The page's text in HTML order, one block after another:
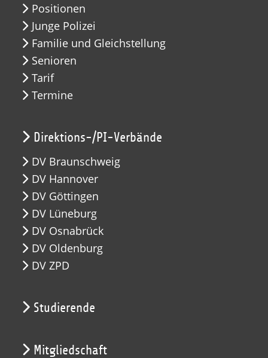
Positionen
Junge Polizei
Familie und Gleichstellung
Senioren
Tarif
Termine
Direktions-/PI-Verbände
DV Braunschweig
DV Hannover
DV Göttingen
DV Lüneburg
DV Osnabrück
DV Oldenburg
DV ZPD
Studierende
Mitgliedschaft